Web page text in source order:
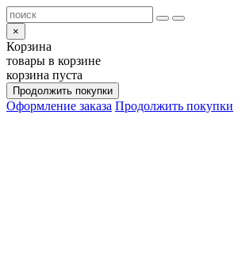
×
Корзина
товары в корзине
корзина пуста
Продолжить покупки
Оформление заказа Продолжить покупки